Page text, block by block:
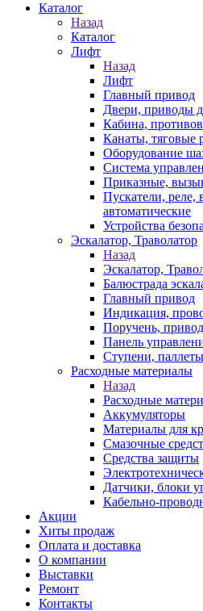
Каталог
Назад
Каталог
Лифт
Назад
Лифт
Главный привод
Двери, приводы
Кабина,
Канаты, тяговые
Оборудование
Система
Приказные,
Пускатели, реле,
автоматические
Устройства
Эскалатор, Траволатор
Назад
Эскалатор,
Балюстрада
Главный привод
Индикация,
Поручень,
Панель
Ступени, паллеты
Расходные материалы
Назад
Расходные
Аккумуляторы
Материалы для
Смазочные
Средства защиты
Датчики, блоки
Кабельно-
Акции
Хиты продаж
Оплата и доставка
О компании
Выставки
Ремонт
Контакты